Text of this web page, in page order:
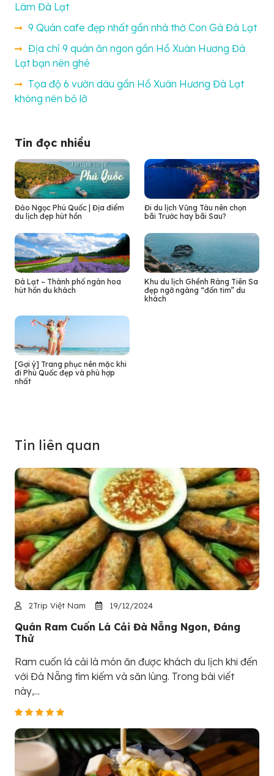
Lâm Đà Lạt
9 Quán cafe đẹp nhất gần nhà thờ Con Gà Đà Lạt
Địa chỉ 9 quán ăn ngon gần Hồ Xuân Hương Đà
Lạt bạn nên ghé
Tọa độ 6 vườn dâu gần Hồ Xuân Hương Đà Lạt
không nên bỏ lỡ
Tin đọc nhiều
Đảo Ngọc Phú Quốc | Địa điểm
du lịch đẹp hút hồn
Đi du lịch Vũng Tàu nên chọn
bãi Trước hay bãi Sau?
Đà Lạt – Thành phố ngàn hoa
hút hồn du khách
Khu du lịch Ghềnh Ráng Tiên Sa
đẹp ngỡ ngàng “đốn tim” du
khách
[Gợi ý] Trang phục nên mặc khi
đi Phú Quốc đẹp và phù hợp
nhất
Tin liên quan
2Trip Việt Nam 19/12/2024
Quán Ram Cuốn Lá Cải Đà Nẵng Ngon, Đáng
Thử
Ram cuốn lá cải là món ăn được khách du lịch khi đến
với Đà Nẵng tìm kiếm và săn lùng. Trong bài viết
này,...